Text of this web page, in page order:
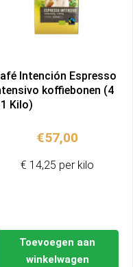
Intención Espresso
koffiebonen (4
Kilo)
€57,00
Toevoegen aan
winkelwagen
€ 14,25 per kilo